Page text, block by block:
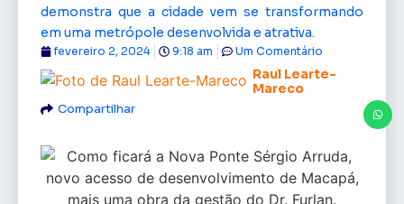
demonstra que a cidade vem se transformando
em uma metrópole desenvolvida e atrativa.
Raul Learte-
Mareco
fevereiro 2, 2024 9:18 am Um Comentário
Compartilhar